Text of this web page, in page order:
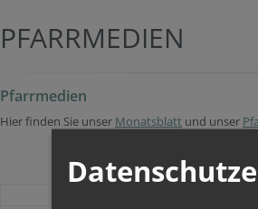
PFARRMEDIEN
Pfarrmedien
Hier finden Sie unser Monatsblatt und unser